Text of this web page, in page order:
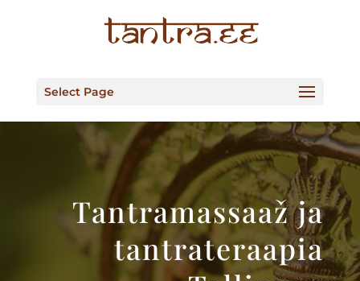
Select Page
Tantramassaaž ja
tantrateraapia